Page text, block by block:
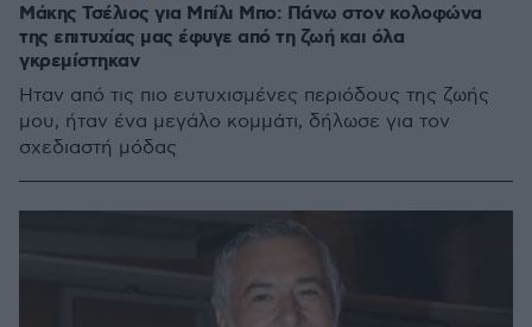
Μάκης Τσέλιος για Μπίλι Μπο: Πάνω στον κολοφώνα
της επιτυχίας μας έφυγε από τη ζωή και όλα
γκρεμίστηκαν
Ήταν από τις πιο ευτυχισμένες περιόδους της ζωής
μου, ήταν ένα μεγάλο κομμάτι, δήλωσε για τον
σχεδιαστή μόδας